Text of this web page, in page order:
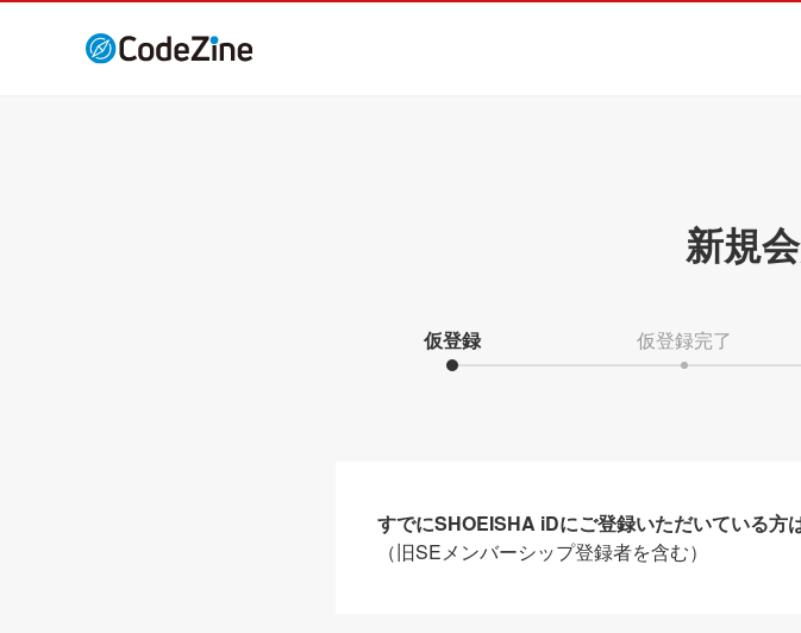
新規
仮登録 仮登録完了
すでにSHOEISHA iDにご登録いただいている方
（旧SEメンバーシップ登録者を含む）